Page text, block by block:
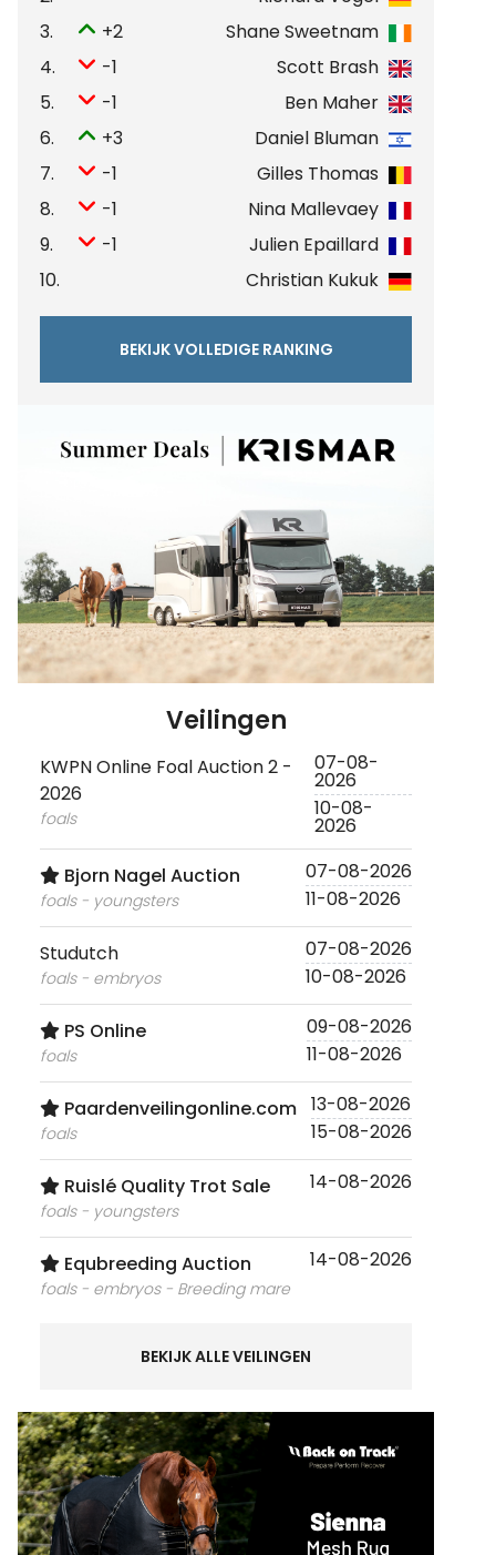
3.
+2
Shane Sweetnam
4.
-1
Scott Brash
5.
-1
Ben Maher
6.
+3
Daniel Bluman
7.
-1
Gilles Thomas
8.
-1
Nina Mallevaey
9.
-1
Julien Epaillard
10.
Christian Kukuk
BEKIJK VOLLEDIGE RANKING
Veilingen
KWPN Online Foal Auction 2 -
2026
foals
07-08-
2026
10-08-
2026
Bjorn Nagel Auction
foals - youngsters
07-08-2026
11-08-2026
Studutch
foals - embryos
07-08-2026
10-08-2026
PS Online
foals
09-08-2026
11-08-2026
Paardenveilingonline.com
foals
13-08-2026
15-08-2026
Ruislé Quality Trot Sale
foals - youngsters
14-08-2026
Equbreeding Auction
foals - embryos - Breeding mare
14-08-2026
BEKIJK ALLE VEILINGEN